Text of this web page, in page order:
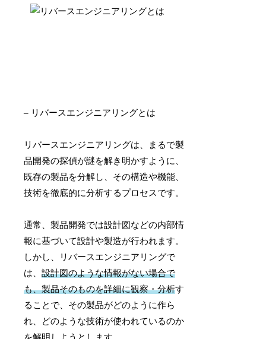
– リバースエンジニアリングとは
リバースエンジニアリングは、まるで製
品開発の探偵が謎を解き明かすように、
既存の製品を分解し、その構造や機能、
技術を徹底的に分析するプロセスです。
通常、製品開発では設計図などの内部情
報に基づいて設計や製造が行われます。
しかし、リバースエンジニアリングで
は、設計図のような情報がない場合で
も、製品そのものを詳細に観察・分析す
ることで、その製品がどのように作ら
れ、どのような技術が使われているのか